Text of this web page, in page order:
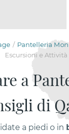
Pantelleria
Escursioni e Attività
a
di
a piedi o in